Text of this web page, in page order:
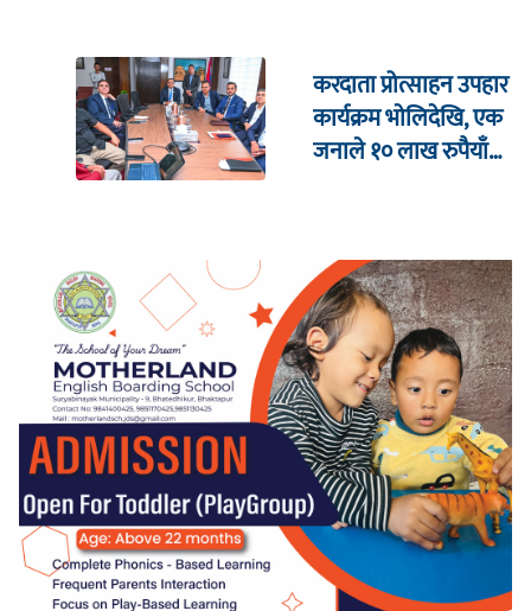
करदाता प्रोत्साहन उपहार
कार्यक्रम भाेलिदेखि, एक
जनाले १० लाख रुपैयाँ